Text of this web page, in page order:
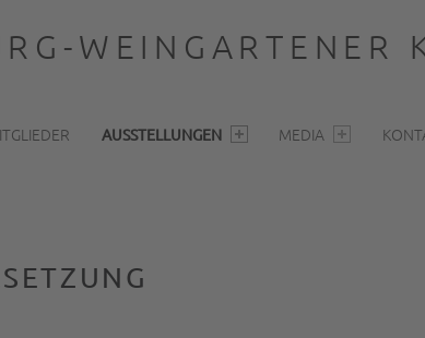
WEINGARTENER
AUSSTELLUNGEN MEDIA